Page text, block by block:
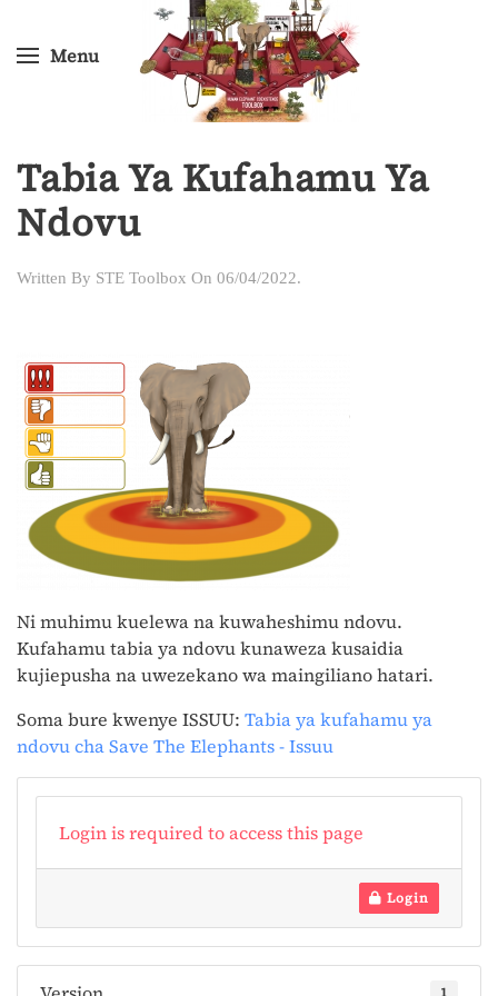
Skip
Menu
Tabia Ya Kufahamu Ya
Ndovu
Written By STE Toolbox On 06/04/2022.
Ni muhimu kuelewa na kuwaheshimu ndovu.
Kufahamu tabia ya ndovu kunaweza kusaidia
kujiepusha na uwezekano wa maingiliano hatari.
Soma bure kwenye ISSUU: Tabia ya kufahamu ya
ndovu cha Save The Elephants - Issuu
Login is required to access this page
Login